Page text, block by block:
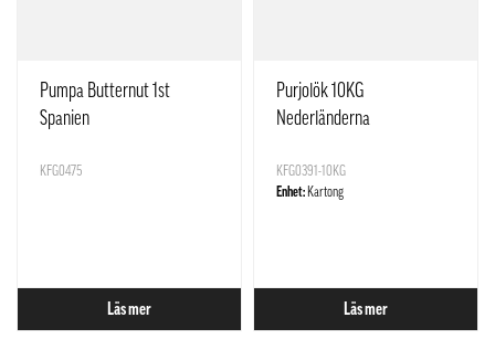
Pumpa Butternut 1st
Spanien
KFG0475
Läs mer
Purjolök 10KG
Nederländerna
KFG0391-10KG
Enhet: Kartong
Läs mer